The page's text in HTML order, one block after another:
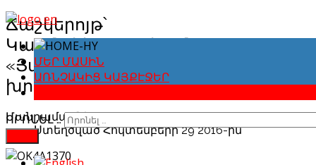
ՄԵՐ ՄԱՍԻՆ
ԱՌՆՉԱԿԻՑ ԿԱՅՔԷՋԵՐ
ՈՐՈՆԵԼ …
Ճաշկերոյթ՝
Կազմակերպութեամբ Ազգ.
«Յառաջ» Վրժ.-ի ծնողաց
խորհուրդին.
Մանրամասները
Ստեղծված Հոկտեմբերի 29 2016-ին